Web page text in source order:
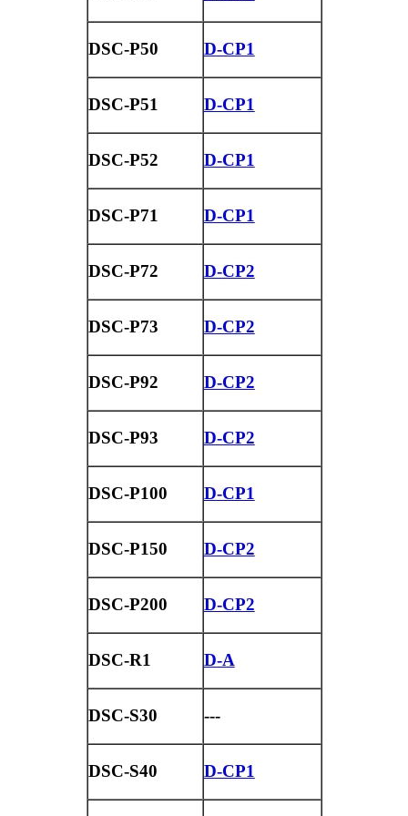
DSC-P50 D-CP1
DSC-P51 D-CP1
DSC-P52 D-CP1
DSC-P71 D-CP1
DSC-P72 D-CP2
DSC-P73 D-CP2
DSC-P92 D-CP2
DSC-P93 D-CP2
DSC-P100 D-CP1
DSC-P150 D-CP2
DSC-P200 D-CP2
DSC-R1 D-A
DSC-S30 ---
DSC-S40 D-CP1